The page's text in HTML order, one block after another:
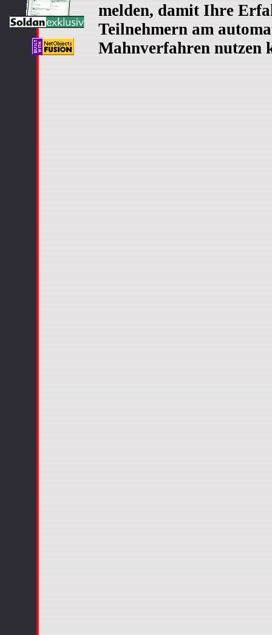
melden, damit Ihre
Teilnehmern am
Mahnverfahren nutzen